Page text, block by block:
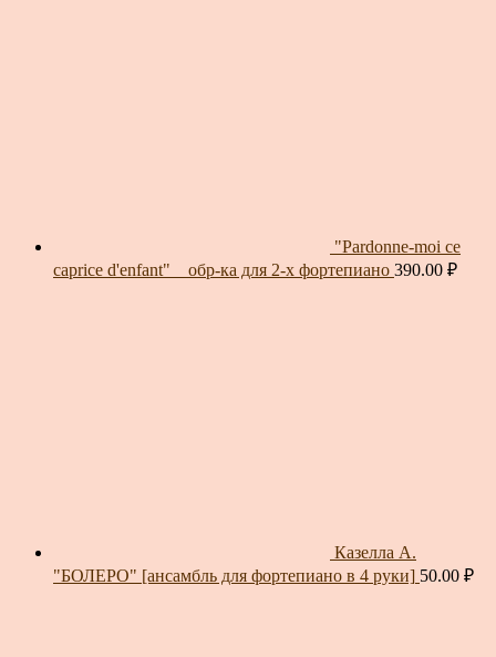
"Pardonne-moi ce
caprice d'enfant" _ обр-ка для 2-х фортепиано 390.00 ₽
Казелла А.
"БОЛЕРО" [ансамбль для фортепиано в 4 руки] 50.00 ₽